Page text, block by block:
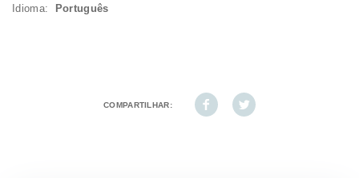
Idioma: Português
COMPARTILHAR: